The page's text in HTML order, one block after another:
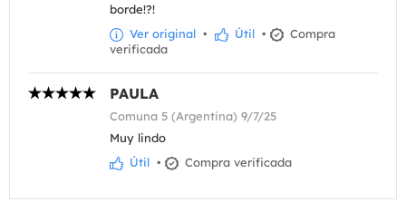
borde!?!
Ver original • Útil •
Compra
verificada
PAULA
Comuna 5 (Argentina) 9/7/25
Muy lindo
Útil • Compra verificada